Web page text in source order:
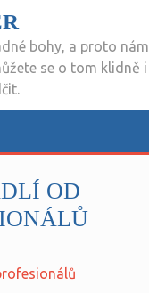
bohy, a proto nám
se o tom klidně i
OD